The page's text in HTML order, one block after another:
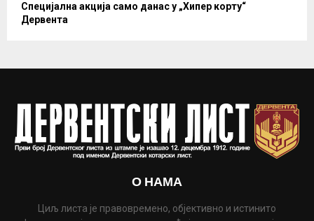
Специјална акција само данас у „Хипер корту“
Дервента
О НАМА
Циљ листа је правовремено, објективно и истинито